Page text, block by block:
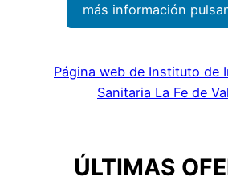
más información
Página web de Instituto de
Sanitaria La Fe de
ÚLTIMAS